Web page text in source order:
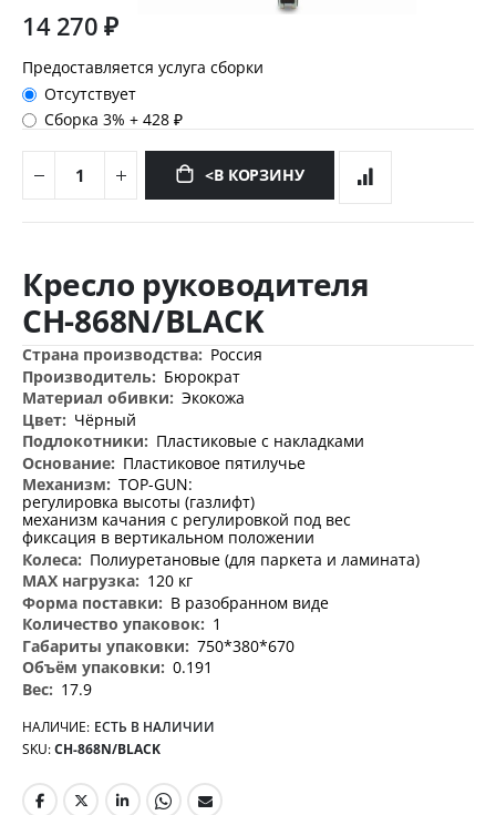
14 270 ₽
Предоставляется услуга сборки
Отсутствует
Сборка 3%+428 ₽
<В КОРЗИНУ
к
началу
галереи
изображений
Кресло руководителя
CH-868N/BLACK
Дополнительная
информация
Россия
Бюрократ
Экокожа
Чёрный
Пластиковые с накладками
Пластиковое пятилучье
TOP-GUN:
регулировка высоты (газлифт)
механизм качания с регулировкой под вес
фиксация в вертикальном положении
Полиуретановые (для паркета и ламината)
120 кг
В разобранном виде
1
750*380*670
0.191
17.9
НАЛИЧИЕ: ЕСТЬ В НАЛИЧИИ
SKU CH-868N/BLACK